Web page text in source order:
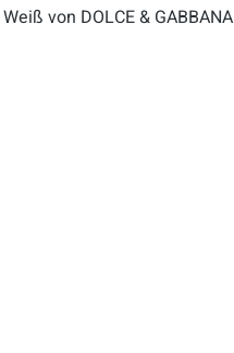
von DOLCE & GABBANA